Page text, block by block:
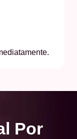
Por